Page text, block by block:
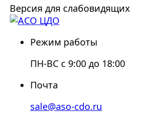
Версия для слабовидящих
Режим работы
ПН-ВС с 9:00 до 18:00
Почта
sale@aso-cdo.ru